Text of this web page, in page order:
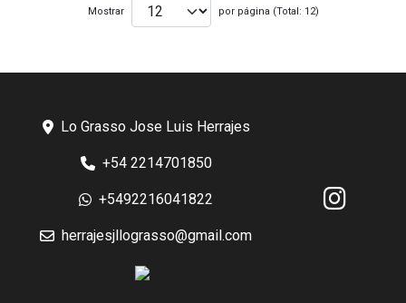
Mostrar por página (Total: 12)
Lo Grasso Jose Luis Herrajes
+54 2214701850
+5492216041822
herrajesjllograsso@gmail.com